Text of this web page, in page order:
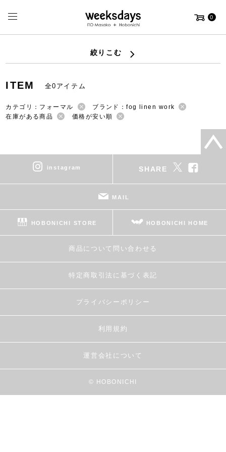
0
絞りこむ
ITEM 全0アイテム
カテゴリ：フォーマル
ブランド：fog linen work
在庫がある商品
価格が安い順
instagram SHARE
MAIL
HOBONICHI STORE HOBONICHI HOME
商品について問い合わせる
特定商取引法に基づく表記
プライバシーポリシー
利用規約
運営会社について
© HOBONICHI